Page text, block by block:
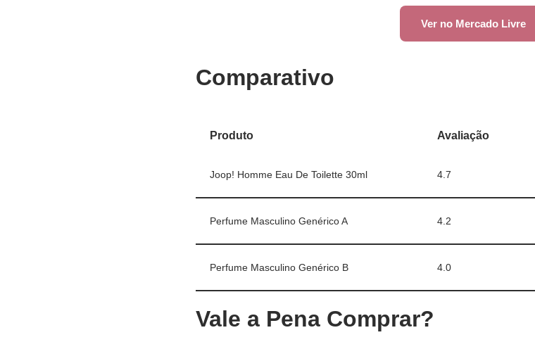
Ver no Mercado Livre
Comparativo
Produto Avaliação
Joop! Homme Eau De Toilette 30ml 4.7
Perfume Masculino Genérico A 4.2
Perfume Masculino Genérico B 4.0
Vale a Pena Comprar?